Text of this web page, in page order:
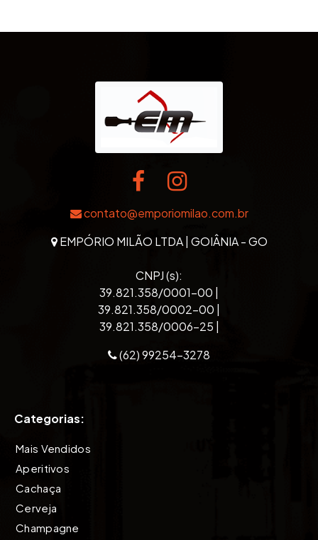
contato@emporiomilao.com.br
EMPÓRIO MILÃO LTDA | GOIÂNIA - GO
CNPJ (s):
39.821.358/0001-00 |
39.821.358/0002-00 |
39.821.358/0006-25 |
(62) 99254-3278
Categorias:
Mais Vendidos
Aperitivos
Cachaça
Cerveja
Champagne